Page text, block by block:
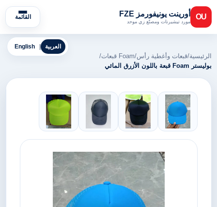
OU أورينت يونيفورمز FZE
مورد تيشيرتات ومصنّع زي موحد
القائمة
English العربية
الرئيسية/قبعات وأغطية رأس/Foam قبعات
/
بوليستر Foam قبعة باللون الأزرق المائي